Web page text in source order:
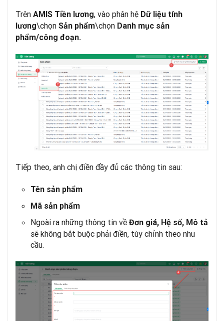
Trên AMIS Tiền lương, vào phân hệ Dữ liệu tính
lương\chọn Sản phẩm\chọn Danh mục sản
phẩm/công đoạn.
Tiếp theo, anh chị điền đầy đủ các thông tin sau:
Tên sản phẩm
Mã sản phẩm
Ngoài ra những thông tin về Đơn giá, Hệ số, Mô tả
sẽ không bắt buộc phải điền, tùy chỉnh theo nhu
cầu.